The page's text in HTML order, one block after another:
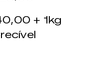
+ 1kg